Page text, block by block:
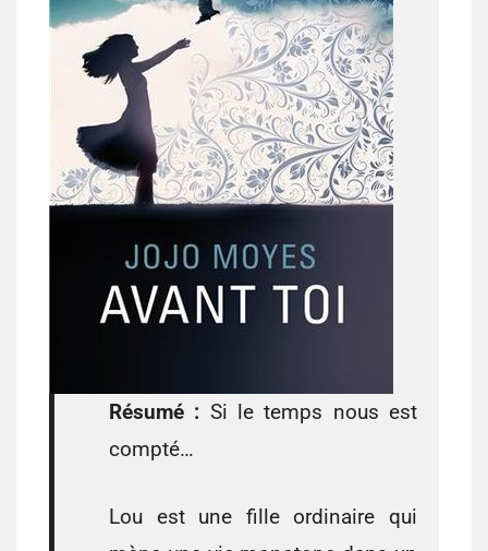
Résumé : Si le temps nous est
compté…
Lou est une fille ordinaire qui